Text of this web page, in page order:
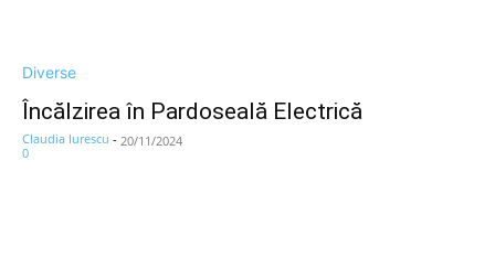
Diverse
Încălzirea în Pardoseală Electrică
Claudia Iurescu - 20/11/2024
0